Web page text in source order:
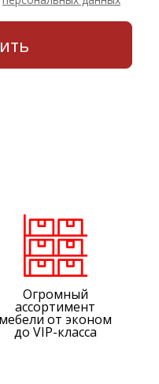
Огромный
ассортимент
мебели от эконом
до VIP-класса